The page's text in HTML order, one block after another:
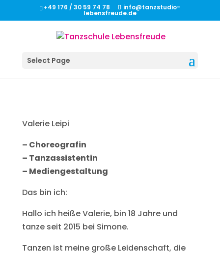
+49 176 / 30 59 74 78 info@tanzstudio-
lebensfreude.de
Select Page
Valerie Leipi
– Choreografin
– Tanzassistentin
– Mediengestaltung
Das bin ich:
Hallo ich heiße Valerie, bin 18 Jahre und
tanze seit 2015 bei Simone.
Tanzen ist meine große Leidenschaft, die